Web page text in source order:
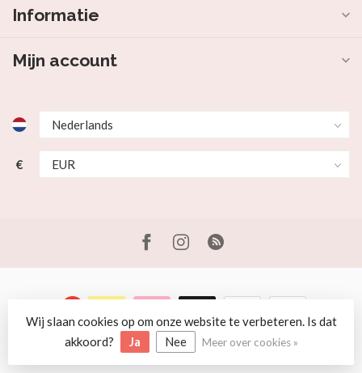
Informatie
Mijn account
€
© Copyright 2026 Beer en Schaap
Wij slaan cookies op om onze website te verbeteren. Is dat
akkoord?
Ja Nee Meer over cookies »